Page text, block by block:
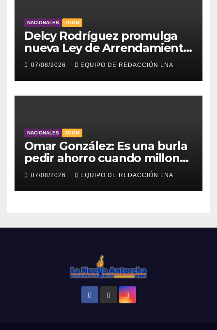
NACIONALES ZOOM
Delcy Rodríguez promulga
nueva Ley de Arrendamiento
para atender a familias
damnificadas
07/08/2026 EQUIPO DE REDACCIÓN LNA
NACIONALES ZOOM
Omar González: Es una burla
pedir ahorro cuando millones
viven sin luz y sin agua
07/08/2026 EQUIPO DE REDACCIÓN LNA